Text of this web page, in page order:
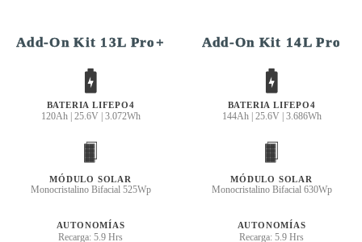
Add-On Kit 13L Pro+
BATERIA LIFEPO4
120Ah | 25.6V | 3.072Wh
MÓDULO SOLAR
Monocristalino Bifacial 525Wp
AUTONOMÍAS
Recarga: 5.9 Hrs
Add-On Kit 14L Pro
BATERIA LIFEPO4
144Ah | 25.6V | 3.686Wh
MÓDULO SOLAR
Monocristalino Bifacial 630Wp
AUTONOMÍAS
Recarga: 5.9 Hrs